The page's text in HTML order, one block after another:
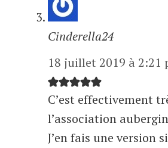
Cinderella24
18 juillet 2019 à 2:21
C’est effectivement
l’association
J’en fais une version